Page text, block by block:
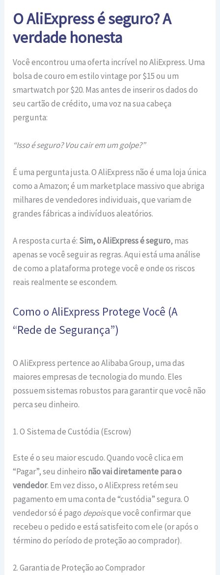
O AliExpress é seguro? A
verdade honesta
Você encontrou uma oferta incrível no AliExpress. Uma
bolsa de couro em estilo vintage por $15 ou um
smartwatch por $20. Mas antes de inserir os dados do
seu cartão de crédito, uma voz na sua cabeça
pergunta:
“Isso é seguro? Vou cair em um golpe?”
É uma pergunta justa. O AliExpress não é uma loja única
como a Amazon; é um marketplace massivo que abriga
milhares de vendedores individuais, que variam de
grandes fábricas a indivíduos aleatórios.
A resposta curta é: Sim, o AliExpress é seguro, mas
apenas se você seguir as regras. Aqui está uma análise
de como a plataforma protege você e onde os riscos
reais realmente se escondem.
Como o AliExpress Protege Você (A
“Rede de Segurança”)
O AliExpress pertence ao Alibaba Group, uma das
maiores empresas de tecnologia do mundo. Eles
possuem sistemas robustos para garantir que você não
perca seu dinheiro.
1. O Sistema de Custódia (Escrow)
Este é o seu maior escudo. Quando você clica em
“Pagar”, seu dinheiro não vai diretamente para o
vendedor. Em vez disso, o AliExpress retém seu
pagamento em uma conta de “custódia” segura. O
vendedor só é pago depoisque você confirmar que
recebeu o pedido e está satisfeito com ele (or após o
término do período de proteção ao comprador).
2. Garantia de Proteção ao Comprador